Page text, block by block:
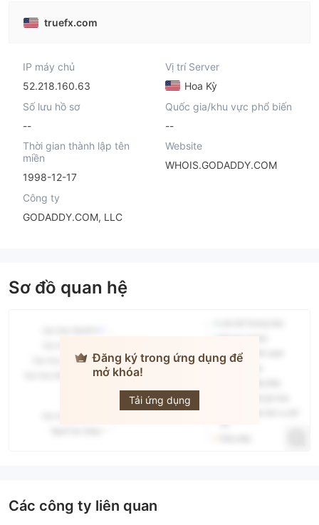
truefx.com
IP máy chủ
52.218.160.63
Vị trí Server
Hoa Kỳ
Số lưu hồ sơ
--
Quốc gia/khu vực phổ biến
--
Thời gian thành lập tên
miền
1998-12-17
Website
WHOIS.GODADDY.COM
Công ty
GODADDY.COM, LLC
Sơ đồ quan hệ
Đăng ký trong ứng dụng để
mở khóa!
Tải ứng dụng
Các công ty liên quan